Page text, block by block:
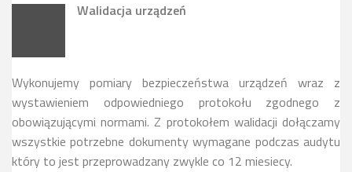
Walidacja urządzeń
Wykonujemy pomiary bezpieczeństwa urządzeń wraz z
wystawieniem odpowiedniego protokołu zgodnego z
obowiązującymi normami. Z protokołem walidacji dołączamy
wszystkie potrzebne dokumenty wymagane podczas audytu
który to jest przeprowadzany zwykle co 12 miesiecy.